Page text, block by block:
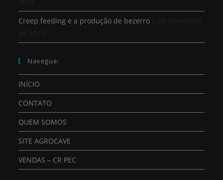
Creep feeding e a produção de bezerro
Navegue:
INÍCIO
CONTATO
QUEM SOMOS
SITE AGROCAVE
VENDAS – CR PEC